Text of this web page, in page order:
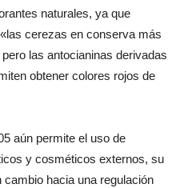
naturales, ya que
cerezas en conserva más
las antocianinas derivadas
obtener colores rojos de
aún permite el uso de
y cosméticos externos, su
cambio hacia una regulación